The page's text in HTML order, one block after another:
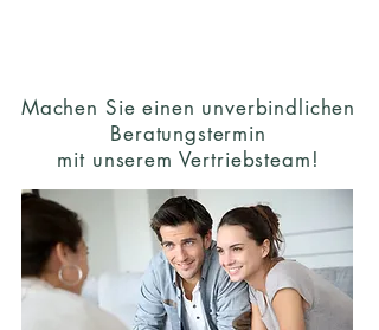
Machen Sie einen unverbindlichen
Beratungstermin
mit unserem Vertriebsteam!